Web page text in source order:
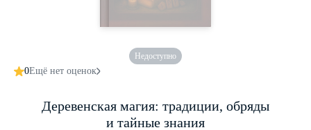
Недоступно
0Ещё нет оценок
Деревенская магия: традиции, обряды
и тайные знания